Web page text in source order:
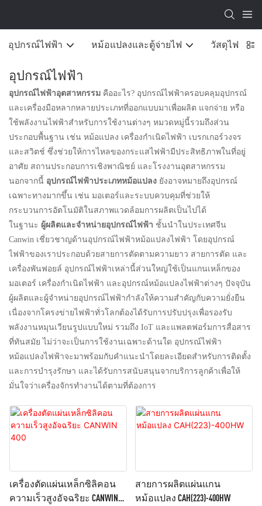
อุปกรณ์ไฟฟ้า หม้อแปลงและตู้จ่ายไฟ วัสดุไฟฟ้า
อุปกรณ์ไฟฟ้า
อุปกรณ์ไฟฟ้าอุตสาหกรรม คืออะไร? อุปกรณ์ไฟฟ้าครอบคลุมอุปกรณ์
และเครื่องมือหลากหลายประเภทที่ออกแบบมาเพื่อผลิต แจกจ่าย หรือ
ใช้พลังงานไฟฟ้าสำหรับการใช้งานต่างๆ หมวดหมู่นี้รวมถึงส่วน
ประกอบพื้นฐาน เช่น หม้อแปลง เครื่องกำเนิดไฟฟ้า เบรกเกอร์วงจร
และสวิตช์ ซึ่งช่วยให้การไหลของกระแสไฟฟ้ามีประสิทธิภาพในที่อยู่
อาศัย สถานประกอบการเชิงพาณิชย์ และโรงงานอุตสาหกรรม
นอกจากนี้ อุปกรณ์ไฟฟ้าประเภทหม้อแปลง ยังอาจหมายถึงอุปกรณ์
เฉพาะทางมากขึ้น เช่น มอเตอร์และระบบควบคุมที่ช่วยให้
กระบวนการอัตโนมัติในสภาพแวดล้อมการผลิตเป็นไปได้
ในฐานะ ผู้ผลิตและจำหน่ายอุปกรณ์ไฟฟ้า ชั้นนำในประเทศจีน
Canwin เชี่ยวชาญด้านอุปกรณ์ไฟฟ้าหม้อแปลงไฟฟ้า โดยอุปกรณ์
ไฟฟ้าของเราประกอบด้วยสายการตัดตามความยาว สายการตัด และ
เครื่องพันฟอยล์ อุปกรณ์ไฟฟ้าเหล่านี้ส่วนใหญ่ใช้เป็นแกนเหล็กของ
มอเตอร์ เครื่องกำเนิดไฟฟ้า และอุปกรณ์หม้อแปลงไฟฟ้าต่างๆ ปัจจุบัน
ผู้ผลิตและผู้จำหน่ายอุปกรณ์ไฟฟ้ากำลังให้ความสำคัญกับความยั่งยืน
เนื่องจากโครงข่ายไฟฟ้าทั่วโลกต้องได้รับการปรับปรุงเพื่อรองรับ
พลังงานหมุนเวียนรูปแบบใหม่ รวมถึง IoT และแพลตฟอร์มการสื่อสาร
ที่ทันสมัย ​​ไม่ว่าจะเป็นการใช้งานเฉพาะด้านใด อุปกรณ์ไฟฟ้า
หม้อแปลงไฟฟ้าจะมาพร้อมกับคำแนะนำโดยละเอียดสำหรับการติดตั้ง
และการบำรุงรักษา และได้รับการสนับสนุนจากบริการลูกค้าเพื่อให้
มั่นใจว่าเครื่องจักรทำงานได้ตามที่ต้องการ
เครื่องตัดแผ่นเหล็กซิลิคอน
ความเร็วสูงอัจฉริยะ CANWIN
สายการผลิตแผ่นแกน
หม้อแปลง CAH(223)-400HW